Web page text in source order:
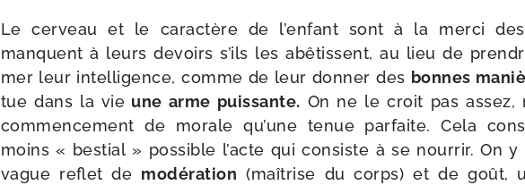
Le cer­veau et le carac­tère de l’en­fant sont à la mer­ci des
manquent à leurs devoirs s’ils les abê­tissent, au lieu de
mer leur intel­li­gence, comme de leur don­ner des bonnes
tue dans la vie une arme puis­sante. On ne le croit pas assez,
com­men­ce­ment de morale qu’une tenue par­faite. Cela
moins « bes­tial » pos­sible l’acte qui consiste à se nour­rir. On
vague reflet de modé­ra­tion (maî­trise du corps) et de goût,